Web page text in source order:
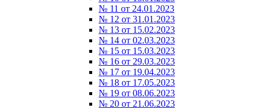
№ 11 от 24.01.2023
№ 12 от 31.01.2023
№ 13 от 15.02.2023
№ 14 от 02.03.2023
№ 15 от 15.03.2023
№ 16 от 29.03.2023
№ 17 от 19.04.2023
№ 18 от 17.05.2023
№ 19 от 08.06.2023
№ 20 от 21.06.2023